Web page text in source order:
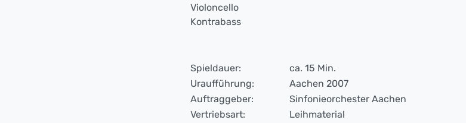
Violoncello
Kontrabass
Spieldauer:
ca. 15 Min.
Uraufführung:
Aachen 2007
Auftraggeber:
Sinfonieorchester Aachen
Vertriebsart:
Leihmaterial